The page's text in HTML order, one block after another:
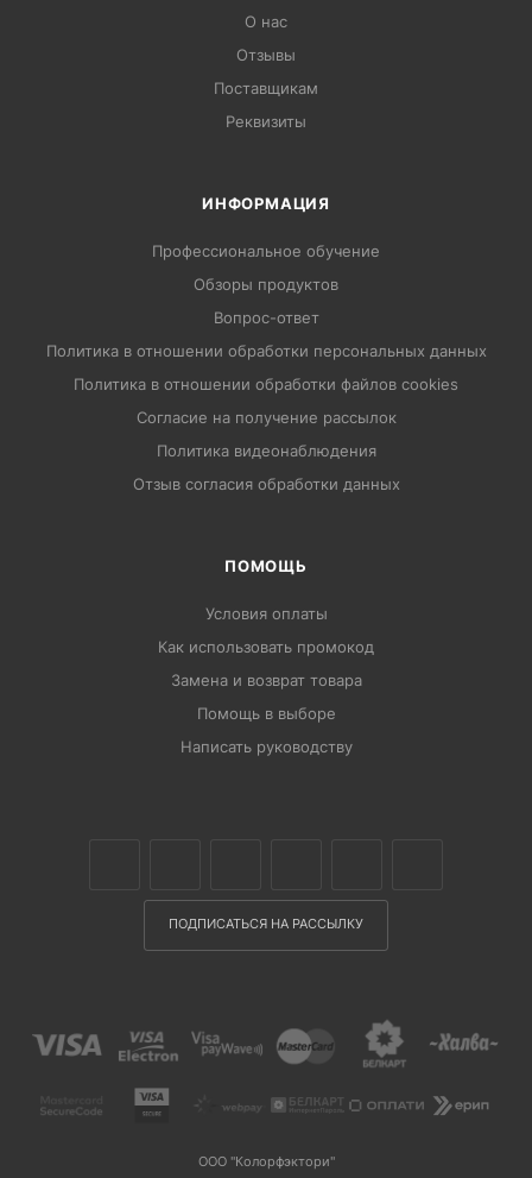
О нас
Отзывы
Поставщикам
Реквизиты
ИНФОРМАЦИЯ
Профессиональное обучение
Обзоры продуктов
Вопрос-ответ
Политика в отношении обработки персональных данных
Политика в отношении обработки файлов cookies
Согласие на получение рассылок
Политика видеонаблюдения
Отзыв согласия обработки данных
ПОМОЩЬ
Условия оплаты
Как использовать промокод
Замена и возврат товара
Помощь в выборе
Написать руководству
ПОДПИСАТЬСЯ НА РАССЫЛКУ
ООО "Колорфэктори"